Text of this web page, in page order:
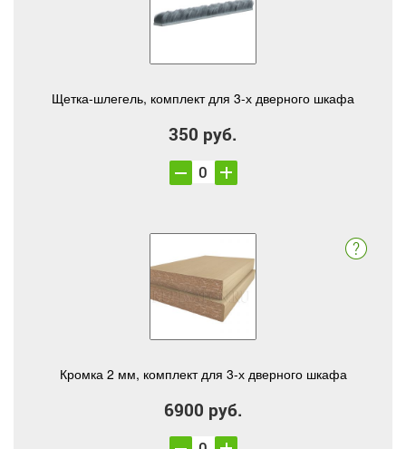
Щетка-шлегель, комплект для 3-х дверного шкафа
350 руб.
Кромка 2 мм, комплект для 3-х дверного шкафа
6900 руб.